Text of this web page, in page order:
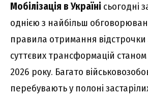
Мобілізація в Україні сьогодні
однією з найбільш
правила отримання відстрочки
суттєвих трансформацій
2026 року. Багато
перебувають у полоні